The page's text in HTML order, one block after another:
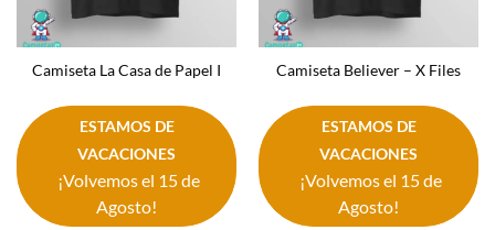
Camiseta La Casa de Papel I
ESTAMOS DE
VACACIONES
¡Volvemos el 15 de
Agosto!
Camiseta Believer – X Files
ESTAMOS DE
VACACIONES
¡Volvemos el 15 de
Agosto!